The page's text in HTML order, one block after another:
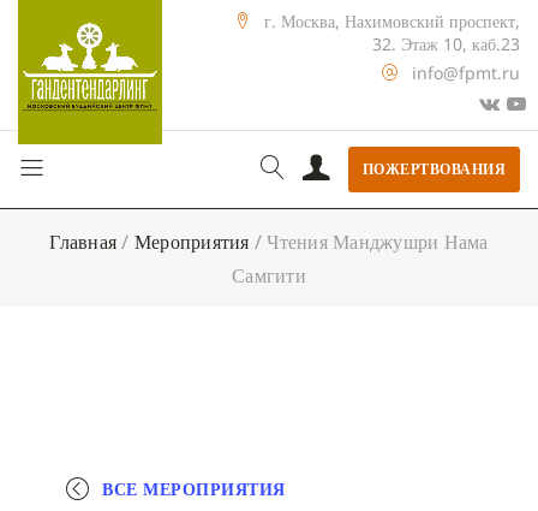
г. Москва, Нахимовский проспект,
32. Этаж 10, каб.23
info@fpmt.ru
ПОЖЕРТВОВАНИЯ
Главная/ Мероприятия /Чтения Манджушри Нама
Самгити
ВСЕ МЕРОПРИЯТИЯ